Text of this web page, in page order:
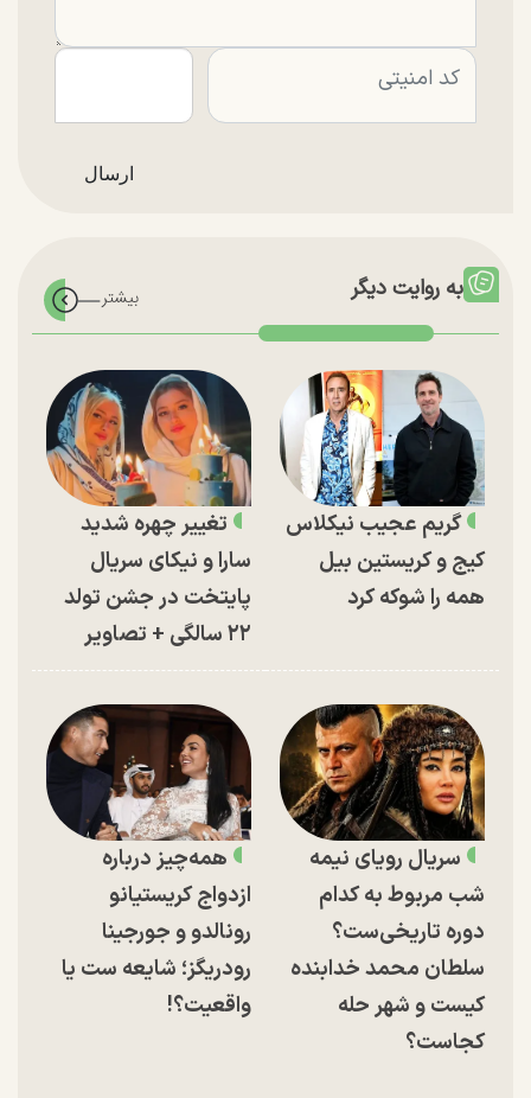
به روایت دیگر
گریم عجیب نیکلاس
کیج و کریستین بیل
همه را شوکه کرد
تغییر چهره شدید
سارا و نیکای سریال
پایتخت در جشن تولد
۲۲ سالگی + تصاویر
سریال رویای نیمه
شب مربوط به کدام
دوره تاریخی‌ست؟
سلطان محمد خدابنده
کیست و شهر حله
کجاست؟
همه‌چیز درباره
ازدواج کریستیانو
رونالدو و جورجینا
رودریگز؛ شایعه ست یا
واقعیت؟!